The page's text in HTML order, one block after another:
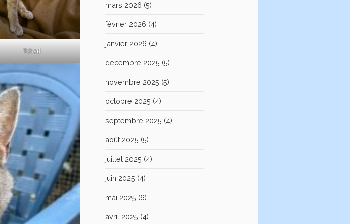
Tchad
mars 2026 (5)
février 2026 (4)
janvier 2026 (4)
décembre 2025 (5)
novembre 2025 (5)
octobre 2025 (4)
septembre 2025 (4)
août 2025 (5)
juillet 2025 (4)
juin 2025 (4)
mai 2025 (6)
avril 2025 (4)